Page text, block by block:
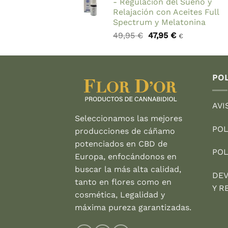
Relajación con Aceites Full
Spectrum y Melatonina
49,95€ El
original
47,95 €El
actual
€
Seleccionamos las mejores
producciones de cáñamo
potenciados en CBD de
Europa, enfocándonos en
buscar la más alta calidad,
tanto en flores como en
cosmética, Legalidad y
máxima pureza garantizadas.
Y